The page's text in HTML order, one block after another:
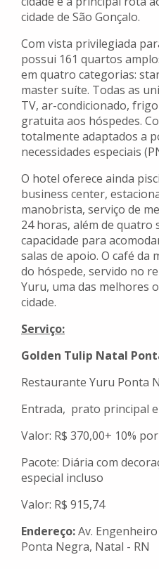
cidade de São Gonçalo.
Com vista privilegiada
possui 161 quartos
em quatro categorias:
master suíte. Todas as
TV, ar-condicionado,
gratuita aos hóspedes.
totalmente adaptados a
necessidades especiais
O hotel oferece ainda
business center,
manobrista, serviço de
24 horas, além de quatro
capacidade para
salas de apoio. O café da
do hóspede, servido no
Yuru, uma das melhores
cidade.
Serviço:
Golden Tulip Natal
Restaurante Yuru Ponta
Entrada, prato principal
Valor: R$ 370,00+ 10%
Pacote: Diária com
especial incluso
Valor: R$ 915,74
Endereço:Av.
Ponta Negra, Natal - RN